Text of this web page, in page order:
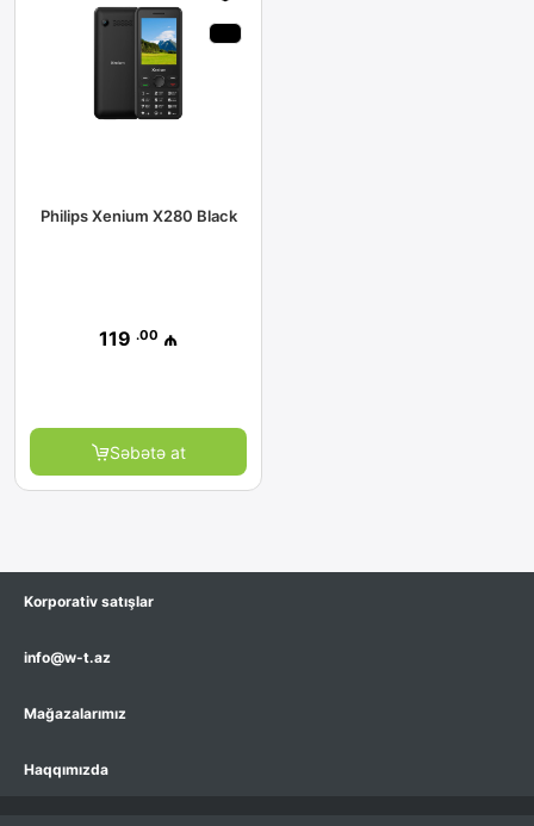
Philips Xenium X280 Black
119 .00 ₼
Səbətə at
Korporativ satışlar
info@w-t.az
Mağazalarımız
Haqqımızda